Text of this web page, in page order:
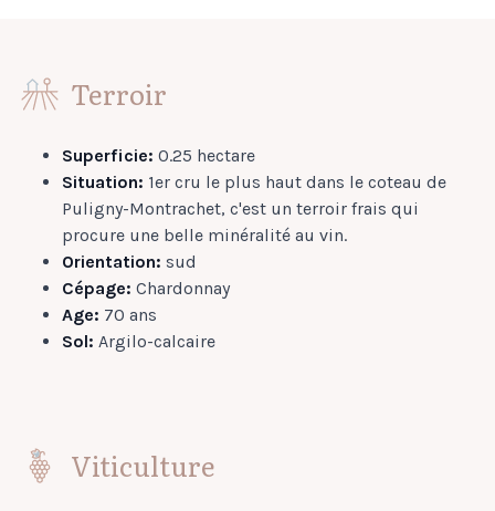
Terroir
Superficie: 0.25 hectare
Situation: 1er cru le plus haut dans le coteau de
Puligny-Montrachet, c'est un terroir frais qui
procure une belle minéralité au vin.
Orientation: sud
Cépage: Chardonnay
Age: 70 ans
Sol: Argilo-calcaire
Viticulture